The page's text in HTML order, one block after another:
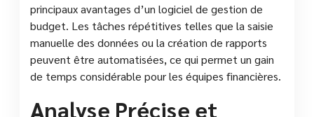
principaux avantages d’un logiciel de gestion de
budget. Les tâches répétitives telles que la saisie
manuelle des données ou la création de rapports
peuvent être automatisées, ce qui permet un gain
de temps considérable pour les équipes financières.
Analyse Précise et